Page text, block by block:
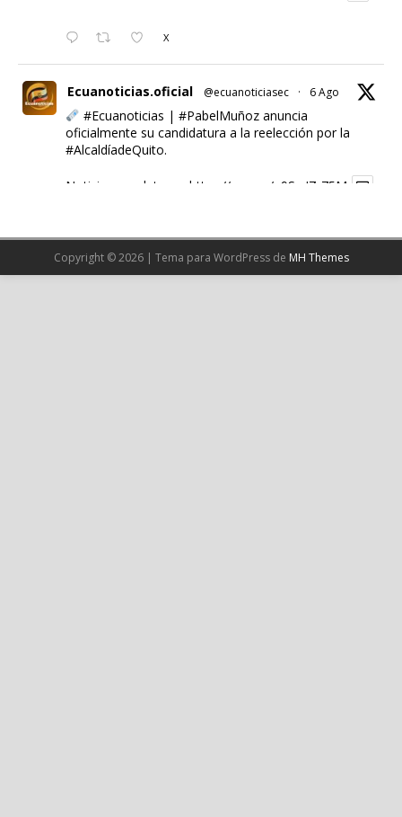
X
Ecuanoticias.oficial @ecuanoticiasec · 6 Ago
#Ecuanoticias | #PabelMuñozanuncia
oficialmente su candidatura a la reelección por la
#AlcaldíadeQuito.
Noticia completa en: https://wp.me/p9SwIZ-75M
Cargar más
Copyright © 2026 | Tema para WordPress de MH Themes